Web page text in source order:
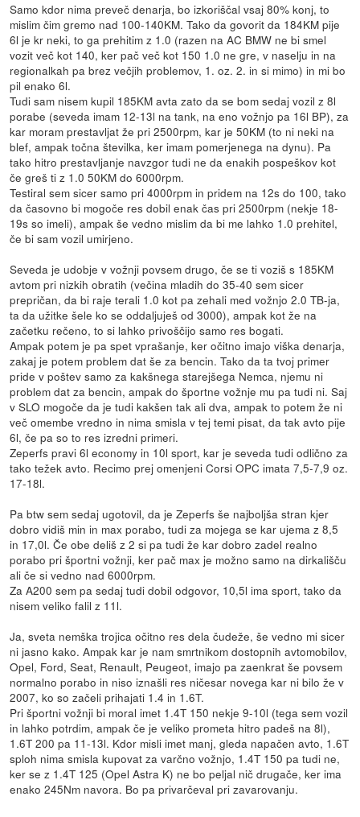
Samo kdor nima preveč denarja, bo izkoriščal vsaj 80% konj, to
mislim čim gremo nad 100-140KM. Tako da govorit da 184KM pije
6l je kr neki, to ga prehitim z 1.0 (razen na AC BMW ne bi smel
vozit več kot 140, ker pač več kot 150 1.0 ne gre, v naselju in na
regionalkah pa brez večjih problemov, 1. oz. 2. in si mimo) in mi bo
pil enako 6l.
Tudi sam nisem kupil 185KM avta zato da se bom sedaj vozil z 8l
porabe (seveda imam 12-13l na tank, na eno vožnjo pa 16l BP), za
kar moram prestavljat že pri 2500rpm, kar je 50KM (to ni neki na
blef, ampak točna številka, ker imam pomerjenega na dynu). Pa
tako hitro prestavljanje navzgor tudi ne da enakih pospeškov kot
če greš ti z 1.0 50KM do 6000rpm.
Testiral sem sicer samo pri 4000rpm in pridem na 12s do 100, tako
da časovno bi mogoče res dobil enak čas pri 2500rpm (nekje 18-
19s so imeli), ampak še vedno mislim da bi me lahko 1.0 prehitel,
če bi sam vozil umirjeno.
Seveda je udobje v vožnji povsem drugo, če se ti voziš s 185KM
avtom pri nizkih obratih (večina mladih do 35-40 sem sicer
prepričan, da bi raje terali 1.0 kot pa zehali med vožnjo 2.0 TB-ja,
ta da užitke šele ko se oddaljuješ od 3000), ampak kot že na
začetku rečeno, to si lahko privoščijo samo res bogati.
Ampak potem je pa spet vprašanje, ker očitno imajo viška denarja,
zakaj je potem problem dat še za bencin. Tako da ta tvoj primer
pride v poštev samo za kakšnega starejšega Nemca, njemu ni
problem dat za bencin, ampak do športne vožnje mu pa tudi ni. Saj
v SLO mogoče da je tudi kakšen tak ali dva, ampak to potem že ni
več omembe vredno in nima smisla v tej temi pisat, da tak avto pije
6l, če pa so to res izredni primeri.
Zeperfs pravi 6l economy in 10l sport, kar je seveda tudi odlično za
tako težek avto. Recimo prej omenjeni Corsi OPC imata 7,5-7,9 oz.
17-18l.
Pa btw sem sedaj ugotovil, da je Zeperfs še najboljša stran kjer
dobro vidiš min in max porabo, tudi za mojega se kar ujema z 8,5
in 17,0l. Če obe deliš z 2 si pa tudi že kar dobro zadel realno
porabo pri športni vožnji, ker pač max je možno samo na dirkališču
ali če si vedno nad 6000rpm.
Za A200 sem pa sedaj tudi dobil odgovor, 10,5l ima sport, tako da
nisem veliko falil z 11l.
Ja, sveta nemška trojica očitno res dela čudeže, še vedno mi sicer
ni jasno kako. Ampak kar je nam smrtnikom dostopnih avtomobilov,
Opel, Ford, Seat, Renault, Peugeot, imajo pa zaenkrat še povsem
normalno porabo in niso iznašli res ničesar novega kar ni bilo že v
2007, ko so začeli prihajati 1.4 in 1.6T.
Pri športni vožnji bi moral imet 1.4T 150 nekje 9-10l (tega sem vozil
in lahko potrdim, ampak če je veliko prometa hitro padeš na 8l),
1.6T 200 pa 11-13l. Kdor misli imet manj, gleda napačen avto, 1.6T
sploh nima smisla kupovat za varčno vožnjo, 1.4T 150 pa tudi ne,
ker se z 1.4T 125 (Opel Astra K) ne bo peljal nič drugače, ker ima
enako 245Nm navora. Bo pa privarčeval pri zavarovanju.